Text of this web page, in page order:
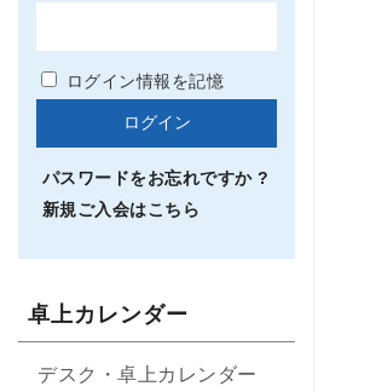
ログイン情報を記憶
パスワードをお忘れですか ?
新規ご入会はこちら
卓上カレンダー
デスク・卓上カレンダー